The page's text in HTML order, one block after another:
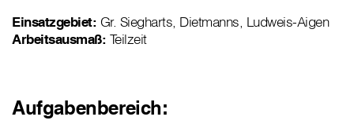
Einsatzgebiet: Gr. Siegharts, Dietmanns, Ludweis-Aigen
Arbeitsausmaß: Teilzeit
Aufgabenbereich: